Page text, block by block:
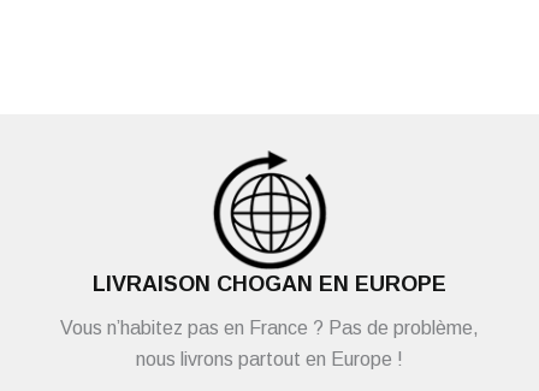
LIVRAISON CHOGAN EN EUROPE
Vous n’habitez pas en France ? Pas de problème,
nous livrons partout en Europe !